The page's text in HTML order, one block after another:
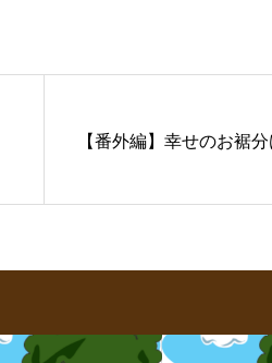
【番外編】幸せのお裾